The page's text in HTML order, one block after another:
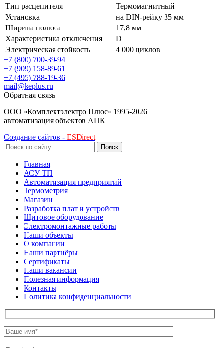
Тип расцепителя
Термомагнитный
Установка
на DIN-рейку 35 мм
Ширина полюса
17,8 мм
Характеристика отключения
D
Электрическая стойкость
4 000 циклов
+7 (800) 700-39-94
+7 (909) 158-89-61
+7 (495) 788-19-36
mail@keplus.ru
Обратная связь
ООО «Комплектэлектро Плюс» 1995-2026
автоматизация объектов АПК
Создание сайтов - ESDirect
Поиск
Главная
АСУ ТП
Автоматизация предприятий
Термометрия
Магазин
Разработка плат и устройств
Щитовое оборудование
Электромонтажные работы
Наши объекты
О компании
Наши партнёры
Сертификаты
Наши вакансии
Полезная информация
Контакты
Политика конфиденциальности